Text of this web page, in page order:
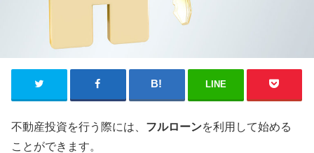
LINE
不動産投資を行う際には、 フルローンを利用して始める
ことができます。